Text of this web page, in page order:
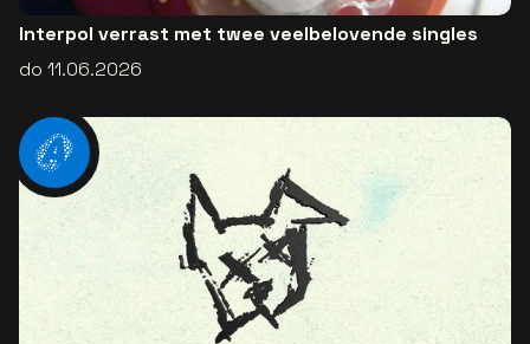
Interpol verrast met twee veelbelovende singles
do 11.06.2026